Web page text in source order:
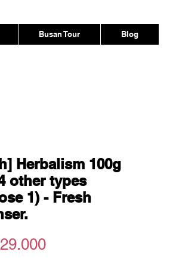
Busan Tour Blog
Herbalism 100g
other types
1) - Fresh
Harga